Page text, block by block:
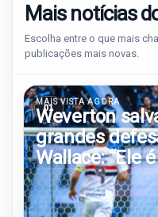
Mais notícias
Escolha entre o que mais
publicações mais novas.
01
MAIS VISTA AGORA
Weverton
grandes
Wallace: “Ele